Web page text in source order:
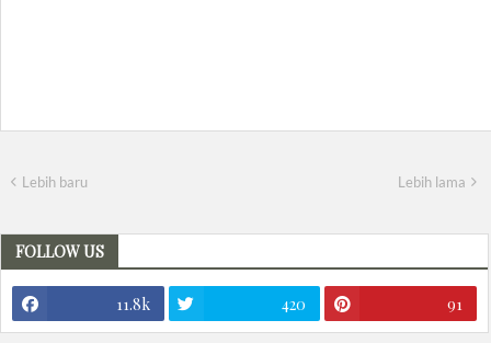
Lebih baru Lebih lama
FOLLOW US
11.8k 420 91